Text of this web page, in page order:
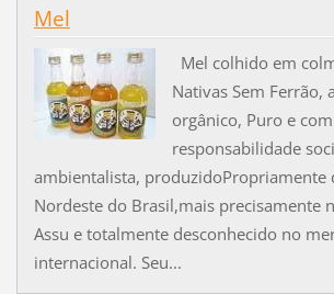
Mel
Mel colhido em
Nativas Sem Ferrão,
orgânico, Puro e com
responsabilidade
ambientalista, produzidoPropriamente
Nordeste do Brasil,mais precisamente
Assu e totalmente desconhecido no
internacional. Seu...